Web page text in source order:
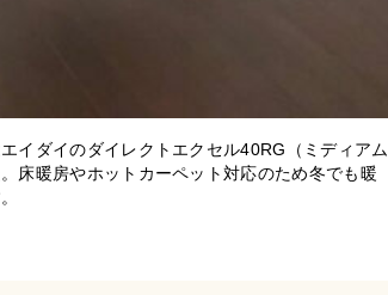
イダイのダイレクトエクセル40RG（ミディアム
床暖房やホットカーペット対応のため冬でも暖